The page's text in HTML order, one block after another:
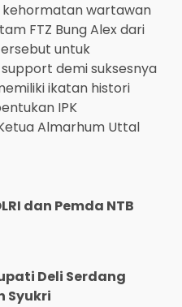
kehormatan wartawan
FTZ Bung Alex dari
untuk
demi suksesnya
ikatan histori
IPK
Almarhum Uttal
dan Pemda NTB
Deli Serdang
Syukri